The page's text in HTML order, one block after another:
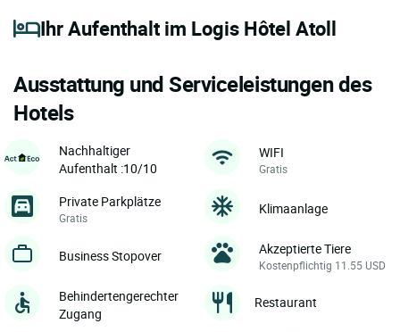
Ihr Aufenthalt im Logis Hôtel Atoll
Ausstattung und Serviceleistungen des
Hotels
Nachhaltiger
Aufenthalt :10/10
WIFI
Gratis
Private Parkplätze
Gratis
Klimaanlage
Business Stopover Akzeptierte Tiere
Kostenpflichtig 11.55 USD
Behindertengerechter
Zugang
Restaurant